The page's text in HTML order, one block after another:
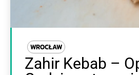
WROCŁAW
Zahir Kebab –